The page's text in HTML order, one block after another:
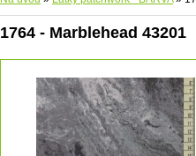
1764 - Marblehead 43201